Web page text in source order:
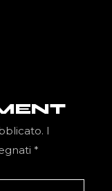
I
*